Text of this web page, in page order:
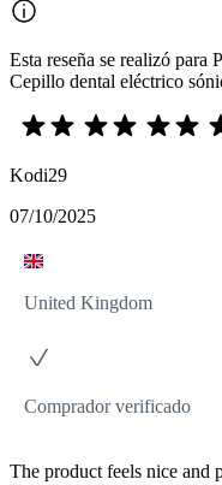
Esta reseña se realizó
Cepillo dental eléctrico
Kodi29
07/10/2025
United Kingdom
Comprador verificado
The product feels nice and